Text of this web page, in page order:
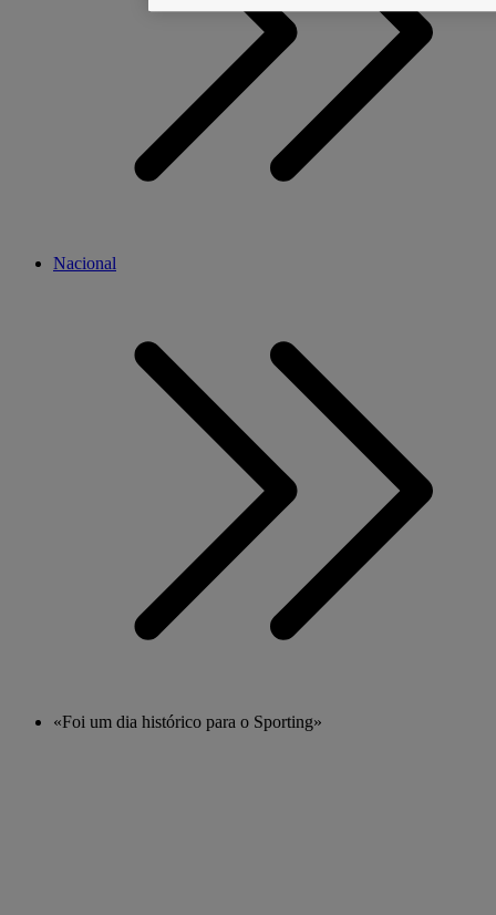
Nacional
«Foi um dia histórico para o Sporting»